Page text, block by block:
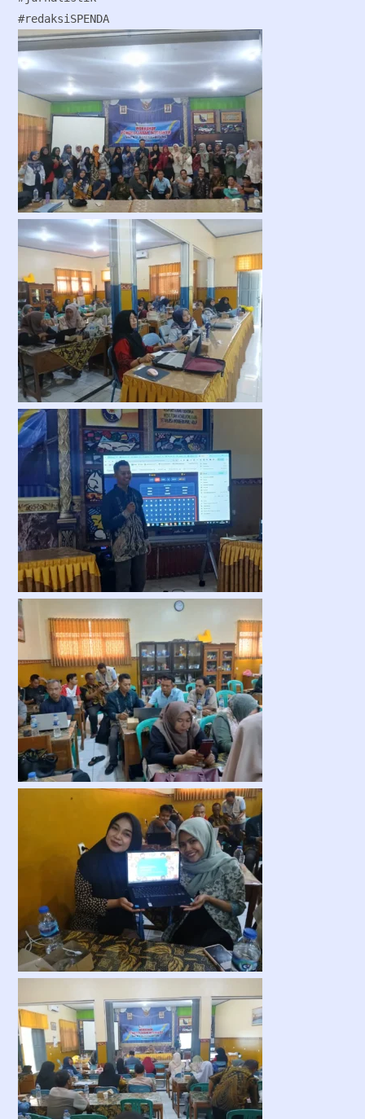
#redaksiSPENDA